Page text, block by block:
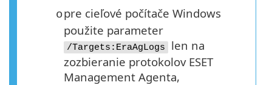
opre cieľové počítače Windows
použite parameter
/Targets:EraAgLogs
len na
zozbieranie protokolov ESET
Management Agenta,